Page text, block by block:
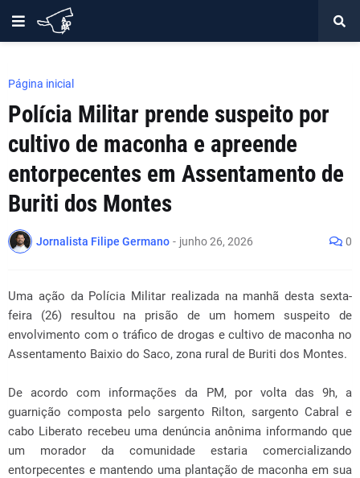
Página inicial
Polícia Militar prende suspeito por
cultivo de maconha e apreende
entorpecentes em Assentamento de
Buriti dos Montes
Jornalista Filipe Germano - junho 26, 2026 0
Uma ação da Polícia Militar realizada na manhã desta sexta-
feira (26) resultou na prisão de um homem suspeito de
envolvimento com o tráfico de drogas e cultivo de maconha no
Assentamento Baixio do Saco, zona rural de Buriti dos Montes.
De acordo com informações da PM, por volta das 9h, a
guarnição composta pelo sargento Rilton, sargento Cabral e
cabo Liberato recebeu uma denúncia anônima informando que
um morador da comunidade estaria comercializando
entorpecentes e mantendo uma plantação de maconha em sua